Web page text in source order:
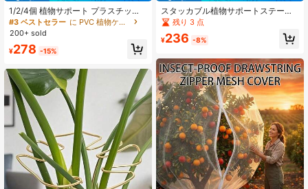
4.83 3.6K フォロワー
3.6K フォロワー
4.83 3.6K フォロワー
1/2/4個 植物サポート プラスチック
モスポール、モスコラムセット
#3 ベストセラー
に PVC 植物ケージと支柱
200+ sold
¥278 -15%
スタッカブル植物サポートステー
ク、バイオニックブランチモンステ
ラ転倒防止サポートブラケット、カ
スタマイズ可能なモジュール式クラ
プ付き）、垂れ下がる大葉つる植物
用サポートフレーム、バルコニー・
パティオ向けミニマリスト鉢植え植
物シェイピングアクセサリー
残り 3 点
¥236 -8%